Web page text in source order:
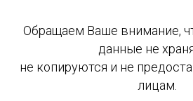
Обращаем Ваше внимание,
данные не
не копируются и не
лицам.